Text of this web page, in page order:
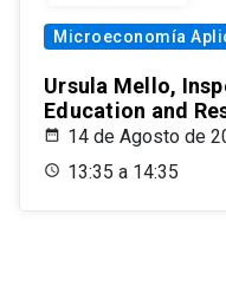
Microeconomía
Ursula Mello,
Education and
14 de Agosto de
13:35 a 14:35